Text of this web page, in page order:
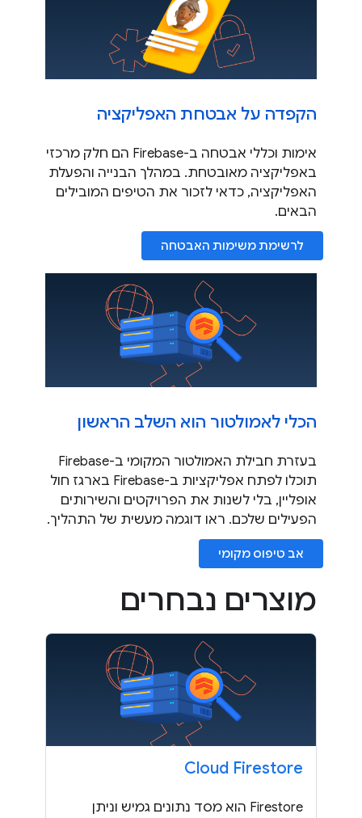
הקפדה על אבטחת האפליקציה
אימות וכללי אבטחה ב-Firebase הם חלק מרכזי
באפליקציה מאובטחת. במהלך הבנייה והפעלת
האפליקציה, כדאי לזכור את הטיפים המובילים
הבאים.
לרשימת משימות האבטחה
הכלי לאמולטור הוא השלב הראשון
בעזרת חבילת האמולטור המקומי ב-Firebase
תוכלו לפתח אפליקציות ב-Firebase בארגז חול
אופליין, בלי לשנות את הפרויקטים והשירותים
הפעילים שלכם. ראו דוגמה מעשית של התהליך.
אב טיפוס מקומי
מוצרים נבחרים
Cloud Firestore
Firestore הוא מסד נתונים גמיש וניתן